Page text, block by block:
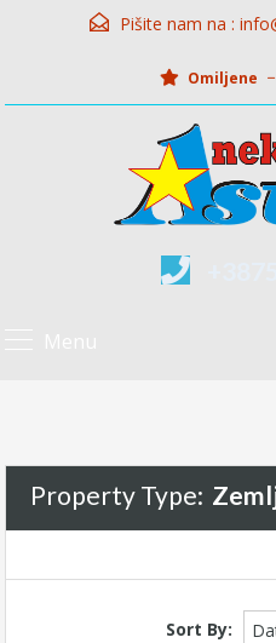
Pišite nam na :
Omiljene
Property Type:
Sort By: